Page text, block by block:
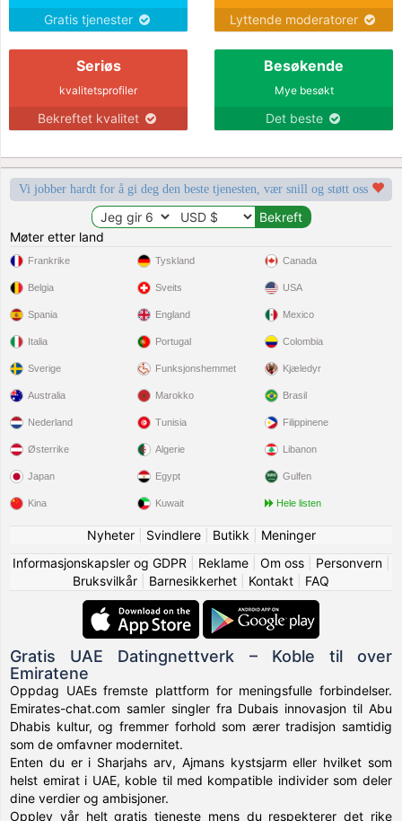
Gratis tjenester Lyttende moderatorer
Seriøs
kvalitetsprofiler
Bekreftet kvalitet
Besøkende
Mye besøkt
Det beste
Vi jobber hardt for å gi deg den beste tjenesten, vær snill og støtt oss
Møter etter land
Frankrike
Belgia
Spania
Italia
Sverige
Tyskland
Sveits
England
Portugal
Funksjonshemmet
Canada
USA
Mexico
Colombia
Kjæledyr
Australia
Nederland
Østerrike
Japan
Kina
Marokko
Tunisia
Algerie
Egypt
Kuwait
Brasil
Filippinene
Libanon
Gulfen
Hele listen
Nyheter| Svindlere| Butikk
Meninger
Informasjonskapsler og GDPR
Reklame| Om oss| Personvern|
Bruksvilkår
Barnesikkerhet Kontakt FAQ
Gratis UAE Datingnettverk – Koble til over
Emiratene
Oppdag UAEs fremste plattform for meningsfulle forbindelser.
Emirates-chat.com samler singler fra Dubais innovasjon til Abu
Dhabis kultur, og fremmer forhold som ærer tradisjon samtidig
som de omfavner modernitet.
Enten du er i Sharjahs arv, Ajmans kystsjarm eller hvilket som
helst emirat i UAE, koble til med kompatible individer som deler
dine verdier og ambisjoner.
Opplev vår helt gratis tjeneste mens du respekterer det rike